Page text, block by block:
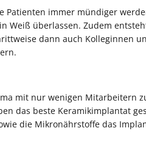
Patienten immer mündiger
überlassen. Zudem
dann auch Kolleginnen
mit nur wenigen Mitarbeitern
das beste Keramikimplantat
sowie die Mikronährstoffe das